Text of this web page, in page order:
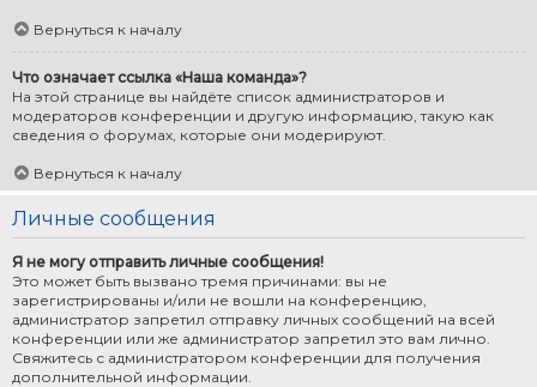
Вернуться к началу
Что означает ссылка «Наша команда»?
На этой странице вы найдёте список администраторов и
модераторов конференции и другую информацию, такую как
сведения о форумах, которые они модерируют.
Вернуться к началу
Личные сообщения
Я не могу отправить личные сообщения!
Это может быть вызвано тремя причинами: вы не
зарегистрированы и/или не вошли на конференцию,
администратор запретил отправку личных сообщений на всей
конференции или же администратор запретил это вам лично.
Свяжитесь с администратором конференции для получения
дополнительной информации.